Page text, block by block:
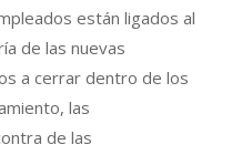
están ligados al
de las nuevas
a cerrar dentro de los
las
de las